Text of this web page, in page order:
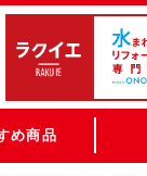
め商品